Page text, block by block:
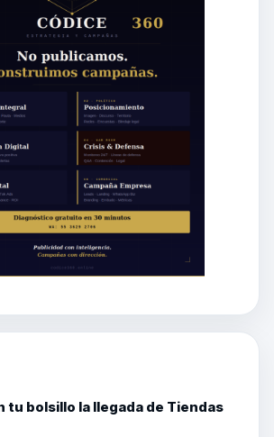
tu bolsillo la llegada de Tiendas